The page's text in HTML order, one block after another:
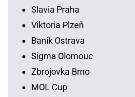
Slavia Praha
Viktoria Plzeň
Baník Ostrava
Sigma Olomouc
Zbrojovka Brno
MOL Cup